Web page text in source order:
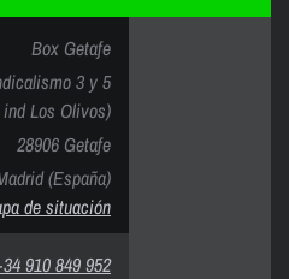
Box Getafe
3 y 5
Los Olivos)
28906 Getafe
(España)
de situación
910 849 952